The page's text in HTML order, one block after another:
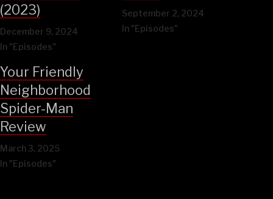
(2023)
December 9, 2024
In "Episodes"
September 2, 2024
In "Episodes"
Your Friendly
Neighborhood
Spider-Man
Review
March 3, 2025
In "Episodes"